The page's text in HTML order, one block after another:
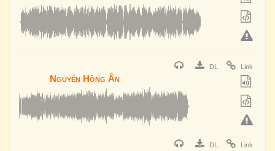
DL Link
Nguyễn Hồng Ân
DL Link